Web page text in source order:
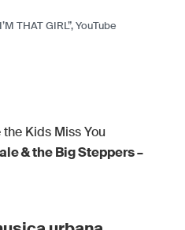
THAT GIRL”, YouTube
Kids Miss You
& the Big Steppers –